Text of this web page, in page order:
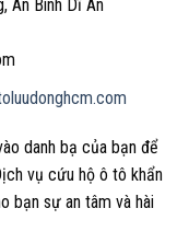
An Bình Dĩ An
danh bạ của bạn để
vụ cứu hộ ô tô khẩn
bạn sự an tâm và hài